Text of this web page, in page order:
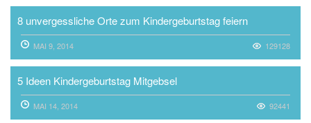
8 unvergessliche Orte zum Kindergeburtstag feiern
MAI 9, 2014 129128
5 Ideen Kindergeburtstag Mitgebsel
MAI 14, 2014 92441